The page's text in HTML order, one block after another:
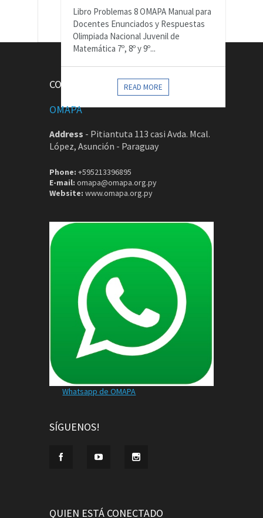
Libro Problemas 8 OMAPA Manual para
Docentes Enunciados y Respuestas
Olimpiada Nacional Juvenil de
Matemática 7º, 8º y 9º...
READ MORE
CONTACTOS
OMAPA
Address - Pitiantuta 113 casi Avda. Mcal.
López, Asunción - Paraguay
Phone: +595213396895
E-mail: omapa@omapa.org.py
Website: www.omapa.org.py
Whatsapp de OMAPA
SÍGUENOS!
QUIEN ESTÁ CONECTADO